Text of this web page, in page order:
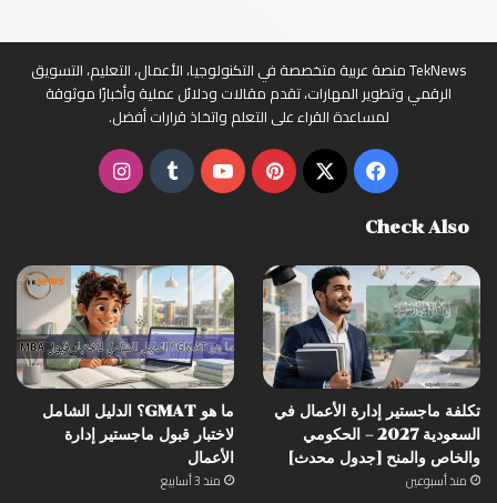
TekNews منصة عربية متخصصة في التكنولوجيا، الأعمال، التعليم، التسويق
الرقمي وتطوير المهارات، تقدم مقالات ودلائل عملية وأخبارًا موثوقة
لمساعدة القراء على التعلم واتخاذ قرارات أفضل.
فيسبوك
‫X بينتيريست‫YouTube انستقرام
Check Also
تكلفة ماجستير إدارة الأعمال في
السعودية 2027 – الحكومي
والخاص والمنح [جدول محدث]
منذ أسبوعين
ما هو GMAT؟ الدليل الشامل
لاختبار قبول ماجستير إدارة
الأعمال
منذ 3 أسابيع